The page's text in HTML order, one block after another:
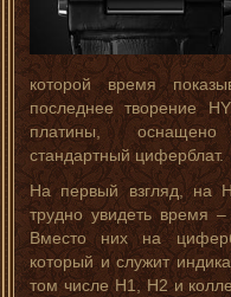
которой время
последнее творение
платины,
стандартный циферблат.
На первый взгляд, на
трудно увидеть время
Вместо них на
который и служит
том числе H1, H2 и